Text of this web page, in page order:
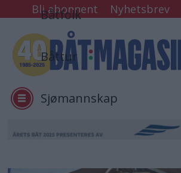
Bli abonnent Nyhetsbrev
Båtfolk
Båttur
Sjømannskap
Tester